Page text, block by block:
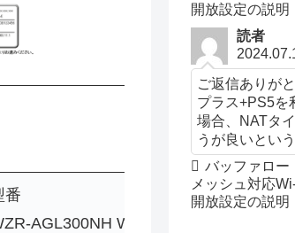
番
AGL300NH WZR-AMPG300NH
開放設定の説明
読者
ご返信ありが
プラス+PS5を
場合、NATタ
うが良いとい
バッファロー
メッシュ対応
開放設定の説明